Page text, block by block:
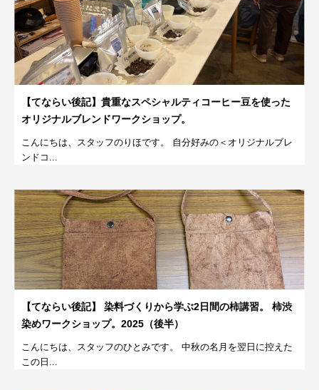
【てならい後記】貴重なスペシャルティコーヒー豆を使った
オリジナルブレンドワークショップ。
こんにちは、スタッフのりほです。 自分好みの＜オリジナルブレ
ンドコ...
【てならい後記】 染料づくりから学ぶ2日間の柿講習。 柿渋
染めワークショップ。2025（後半）
こんにちは、スタッフのひとみです。 中秋の名月を翌日に控えた
この日...